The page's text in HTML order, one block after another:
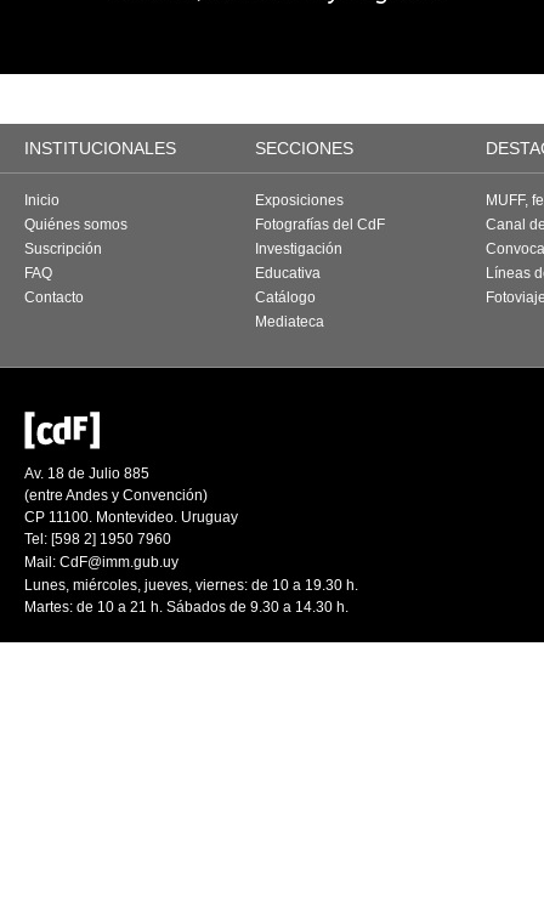
INSTITUCIONALES SECCIONES
Inicio
Quiénes somos
Suscripción
FAQ
Contacto
Exposiciones
Fotografías del CdF
Investigación
Educativa
Catálogo
Mediateca
MUFF,
Canal
Líneas
Av. 18 de Julio 885
(entre Andes y Convención)
CP 11100. Montevideo. Uruguay
Tel: [598 2] 1950 7960
Mail: CdF@imm.gub.uy
Lunes, miércoles, jueves, viernes: de 10 a 19.30 h.
Martes: de 10 a 21 h. Sábados de 9.30 a 14.30 h.